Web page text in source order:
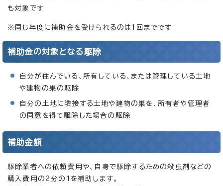
も対象です
※同じ年度に補助金を受けられるのは1回までです
補助金の対象となる駆除
自分が住んでいる、所有している、または管理している土地
や建物の巣の駆除
自分の土地に隣接する土地や建物の巣を、所有者や管理者
の同意を得て駆除した場合の駆除
補助金額
駆除業者への依頼費用や、自身で駆除するための殺虫剤などの
購入費用の2分の1を補助します。